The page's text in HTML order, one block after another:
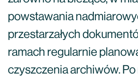
powstawania
przestarzałych
ramach regularnie
czyszczenia archiwów. Po